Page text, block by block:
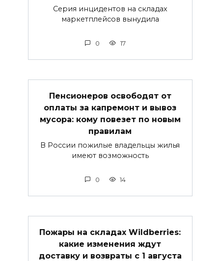
Серия инцидентов на складах
маркетплейсов вынудила
0 17
Пенсионеров освободят от
оплаты за капремонт и вывоз
мусора: кому повезет по новым
правилам
В России пожилые владельцы жилья
имеют возможность
0 14
Пожары на складах Wildberries:
какие изменения ждут
доставку и возвраты с 1 августа